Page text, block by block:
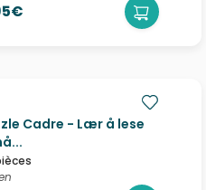
Cadre - Lær å lese